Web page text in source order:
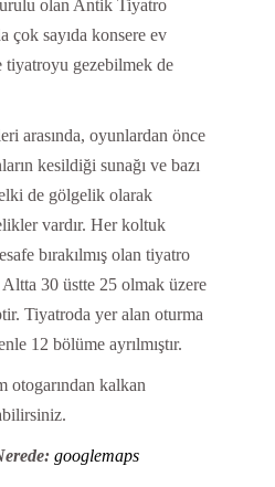
olan Antik Tiyatro
çok sayıda konsere ev
tiyatroyu gezebilmek de
arasında, oyunlardan önce
kesildiği sunağı ve bazı
de gölgelik olarak
vardır. Her koltuk
bırakılmış olan tiyatro
30 üstte 25 olmak üzere
Tiyatroda yer alan oturma
12 bölüme ayrılmıştır.
otogarından kalkan
googlemaps